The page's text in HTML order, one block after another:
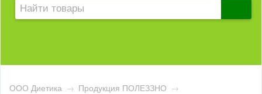
ООО Диетика → Продукция ПОЛЕЗЗНО →